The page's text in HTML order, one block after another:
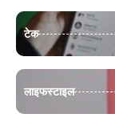
टेक
लाइफस्टाइल